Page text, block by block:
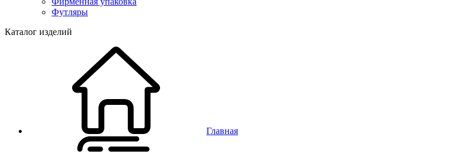
Футляры
Каталог изделий
Главная